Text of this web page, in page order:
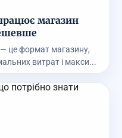
магазин
це формат магазину,
витрат і макси...